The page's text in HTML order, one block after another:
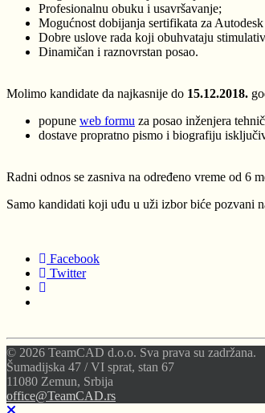
Profesionalnu obuku i usavršavanje;
Mogućnost dobijanja sertifikata za
Dobre uslove rada koji obuhvataju
Dinamičan i raznovrstan posao.
Molimo kandidate da najkasnije do 15.12.2018.
popune web formu za posao inženjera
dostave propratno pismo i biografiju
Radni odnos se zasniva na određeno vreme od 6
Samo kandidati koji uđu u uži izbor biće pozvani
Facebook
Twitter
© 2026 TeamCAD d.o.o. Sva prava su zadržana.
Šumadijska 47 / VI sprat, stan 67
11080 Zemun, Srbija
office@TeamCAD.rs